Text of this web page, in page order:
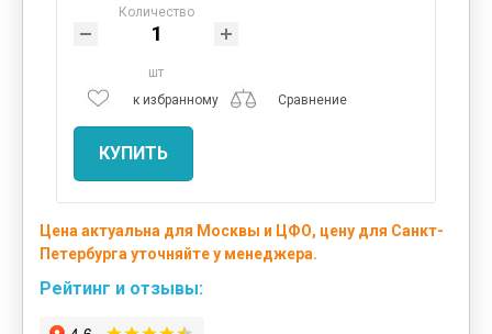
Количество
шт
к избранному
Сравнение
КУПИТЬ
Цена актуальна для Москвы и ЦФО, цену для Санкт-
Петербурга уточняйте у менеджера.
Рейтинг и отзывы: